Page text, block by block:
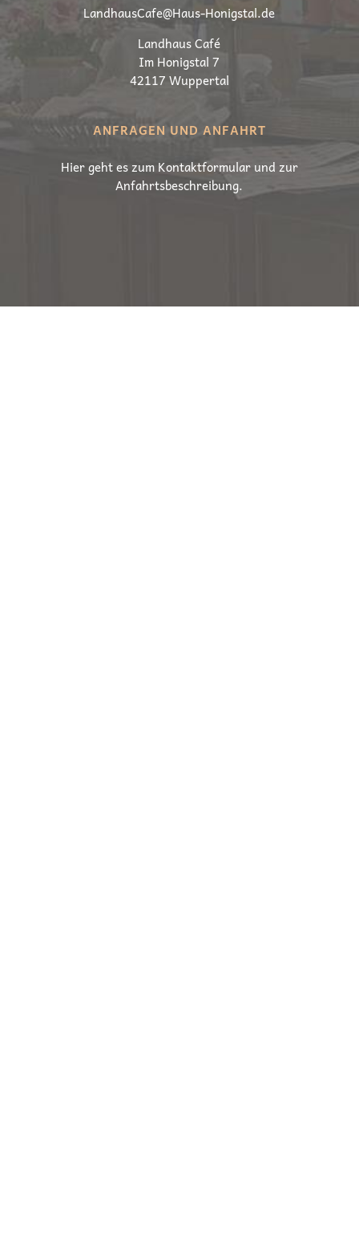
LandhausCafe@Haus-Honigstal.de
Land­haus Café
Im Honig­stal 7
42117 Wuppertal
ANFRAGEN UND ANFAHRT
Hier geht es zum Kon­takt­for­mu­lar und zur
Anfahrtsbeschreibung.